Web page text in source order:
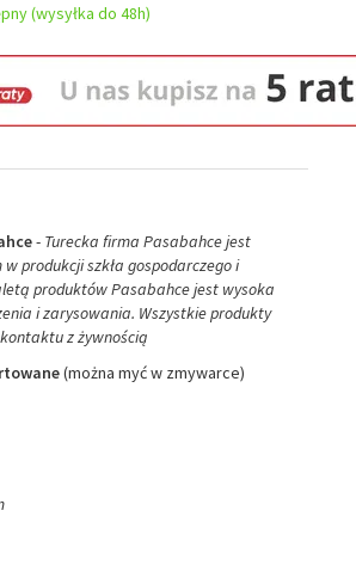
(wysyłka do 48h)
- Turecka firma Pasabahce jest
produkcji szkła gospodarczego i
produktów Pasabahce jest wysoka
i zarysowania. Wszystkie produkty
z żywnością
(można myć w zmywarce)